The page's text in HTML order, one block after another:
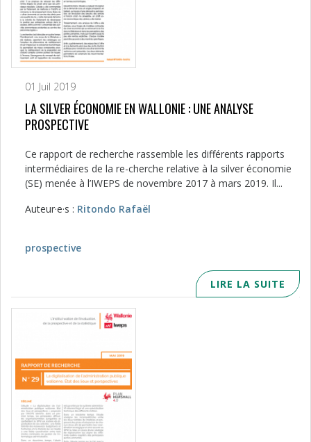
01 Juil 2019
LA SILVER ÉCONOMIE EN WALLONIE : UNE ANALYSE
PROSPECTIVE
Ce rapport de recherche rassemble les différents rapports
intermédiaires de la re-cherche relative à la silver économie
(SE) menée à l’IWEPS de novembre 2017 à mars 2019. Il...
Auteur·e·s : Ritondo Rafaël
prospective
LIRE LA SUITE